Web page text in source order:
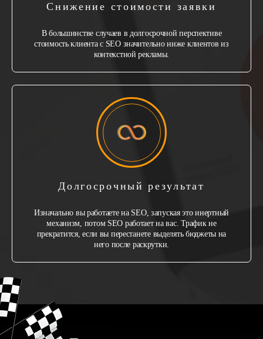
Снижение стоимости заявки
В большинстве случаев в долгосрочной перспективе
стоимость клиента с SEO значительно ниже клиентов из
контекстной рекламы.
Долгосрочный результат
Изначально вы работаете на SEO, запуская это инертный
механизм, потом SEO работает на вас. Трафик не
прекратится, если вы перестанете выделять бюджеты на
него после раскрутки.